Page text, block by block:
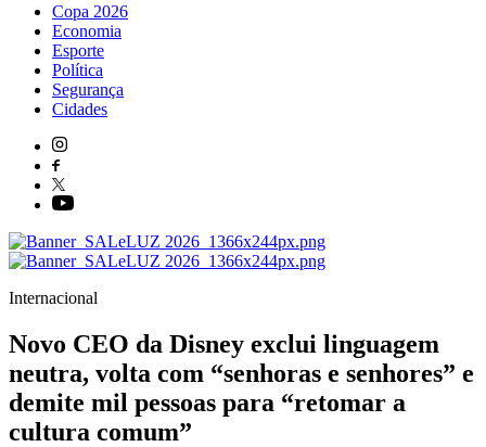
Copa 2026
Economia
Esporte
Política
Segurança
Cidades
Internacional
Novo CEO da Disney exclui linguagem
neutra, volta com “senhoras e senhores” e
demite mil pessoas para “retomar a
cultura comum”